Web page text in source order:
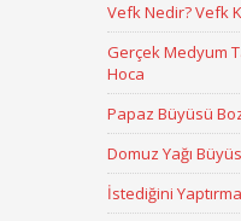
Vefk Nedir? Vefk
Gerçek Medyum
Hoca
Papaz Büyüsü
Domuz Yağı
İstediğini